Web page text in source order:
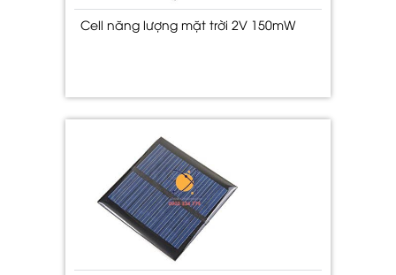
Cell năng lượng mặt trời 2V 150mW